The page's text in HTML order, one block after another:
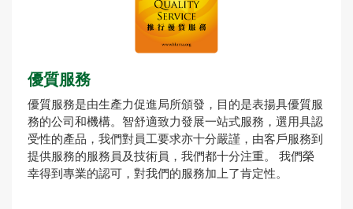
優質服務
優質服務是由生產力促進局所頒發，目的是表揚具優質服
務的公司和機構。智舒適致力發展一站式服務，選用具認
受性的產品，我們對員工要求亦十分嚴謹，由客戶服務到
提供服務的服務員及技術員，我們都十分注重。 我們榮
幸得到專業的認可，對我們的服務加上了肯定性。